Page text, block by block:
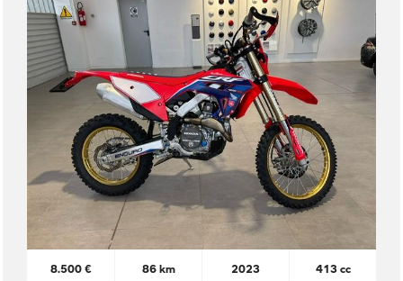
8.500 € 86 km 2023 413 cc